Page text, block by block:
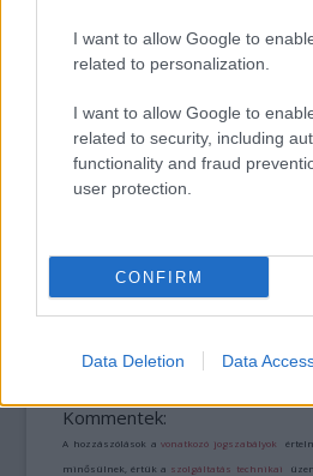
I want to allow Google to
related to personalization.
I want to allow Google to
related to security, including
functionality and fraud
user protection.
CONFIRM
Data Deletion Data
FESZTIVÁL
A bejegyzés trackback címe:
Kommentek:
A hozzászólások avonatkozó jogszabályok
minősülnek, értük a szolgáltatás technikai